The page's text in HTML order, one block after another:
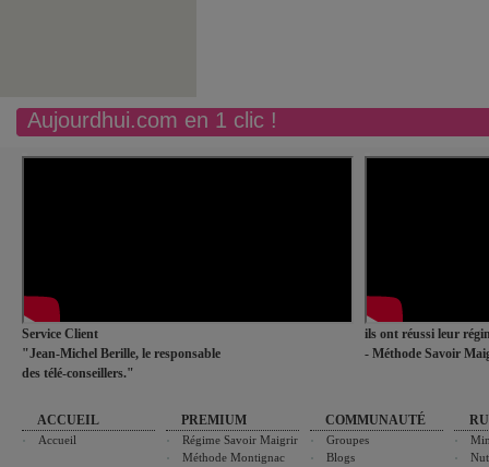
Aujourdhui.com en 1 clic !
Service Client
"Jean-Michel Berille, le responsable
des télé-conseillers."
ils ont réussi leur
- Méthode Savoir
ACCUEIL
Accueil
PREMIUM
Régime Savoir Maigrir
Méthode Montignac
COMMUNAUTÉ
Groupes
Blogs